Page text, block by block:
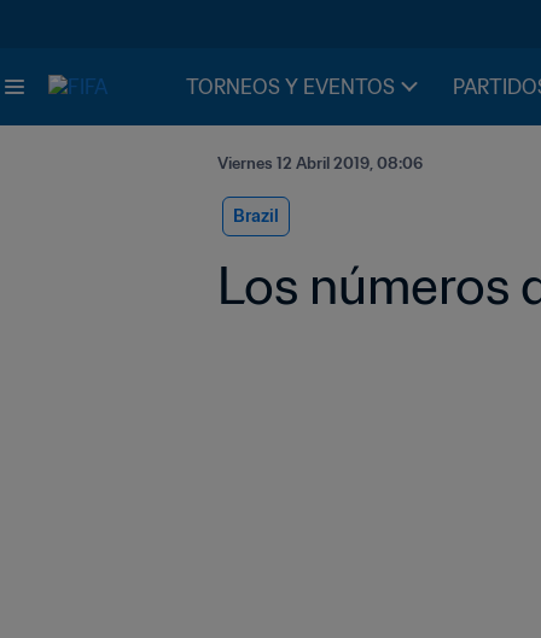
TORNEOS Y EVENTOS
Viernes 12 Abril 2019, 08:06
Brazil
Los números